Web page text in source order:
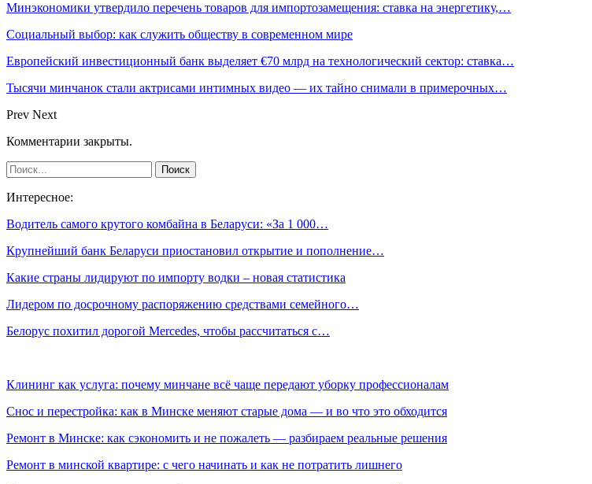
Минэкономики утвердило перечень товаров для импортозамещения: ставка на энергетику,…
Социальный выбор: как служить обществу в современном мире
Европейский инвестиционный банк выделяет €70 млрд на технологический сектор: ставка…
Тысячи минчанок стали актрисами интимных видео — их тайно снимали в примерочных…
Prev Next
Комментарии закрыты.
Интересное:
Водитель самого крутого комбайна в Беларуси: «За 1 000…
Крупнейший банк Беларуси приостановил открытие и пополнение…
Какие страны лидируют по импорту водки – новая статистика
Лидером по досрочному распоряжению средствами семейного…
Белорус похитил дорогой Mercedes, чтобы рассчитаться с…
Клининг как услуга: почему минчане всё чаще передают уборку профессионалам
Снос и перестройка: как в Минске меняют старые дома — и во что это обходится
Ремонт в Минске: как сэкономить и не пожалеть — разбираем реальные решения
Ремонт в минской квартире: с чего начинать и как не потратить лишнего